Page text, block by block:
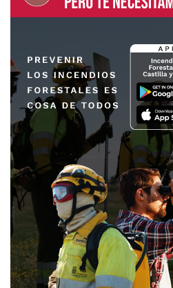
cláusula antifraude.
Para León, la inclusión en los
47 supone un paso relevante
estatal que busca aumentar la
asequible. La presión sobre el
vivienda disponible siguen
retos para jóvenes y familias en
Fuente Ahora León
Ahora León
CASA 47
Noticias